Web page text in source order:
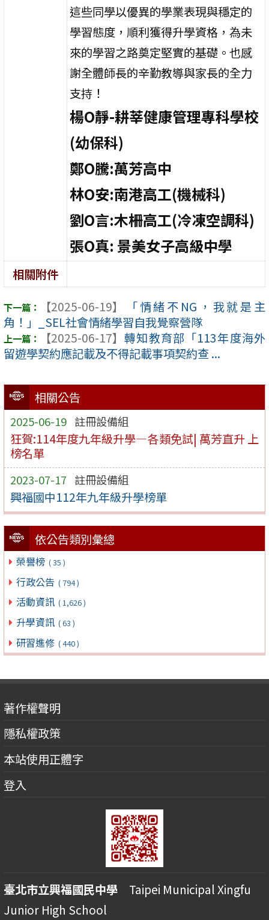
相關公告
2025-06-19 註冊設備組
狂賀:114年度九年級升學—各類免試| 萬芳直升 上
榜名單
2023-07-17 註冊設備組
興福國中112年九年級升學榜單
依公告類別彙總
榮譽榜 ( 35 )
行政公告 ( 794 )
活動資訊 ( 1,626 )
升學資訊 ( 63 )
研習進修 ( 440 )
這些同學以優異的學業表現與穩定的
學習態度，順利獲得升學資格，為未
來的學習之路奠定堅實的基礎。也感
謝全體師長的辛勤教導與家長的全力
支持！
楊O靜-耕莘健康管理專科學校
(幼保科)
鄭O騰:萬芳高中
林O安:南港高工(機械科)
劉O言:木柵高工(冷凍空調科)
張O真: 景美女子高級中學
相關附件
【2025-06-19】
「情緒不NG，我就是主
角！」_SEL社會情緒學習自我覺察營隊
【2025-06-17】 轉知教育部「113年度海外
留遊學契約應記載及不得記載事項契約查 ...
著作權聲明
隱私權政策
本站使用正體字
登入
臺北市立興福國民中學 Taipei Municipal Xingfu
Junior High School